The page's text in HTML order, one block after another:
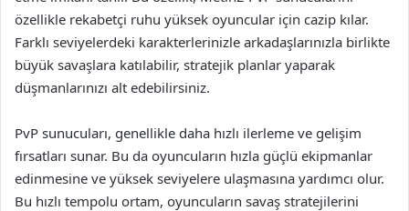
özellikle rekabetçi ruhu yüksek oyuncular için cazip kılar.
Farklı seviyelerdeki karakterlerinizle arkadaşlarınızla birlikte
büyük savaşlara katılabilir, stratejik planlar yaparak
düşmanlarınızı alt edebilirsiniz.
PvP sunucuları, genellikle daha hızlı ilerleme ve gelişim
fırsatları sunar. Bu da oyuncuların hızla güçlü ekipmanlar
edinmesine ve yüksek seviyelere ulaşmasına yardımcı olur.
Bu hızlı tempolu ortam, oyuncuların savaş stratejilerini